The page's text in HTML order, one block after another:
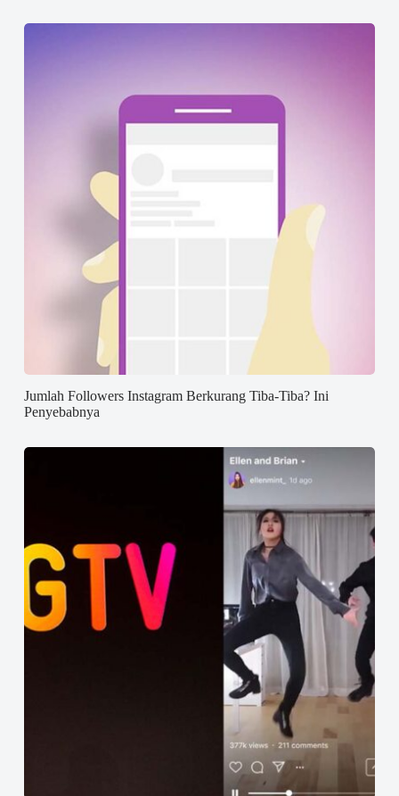
Jumlah Followers Instagram Berkurang Tiba-Tiba? Ini
Penyebabnya